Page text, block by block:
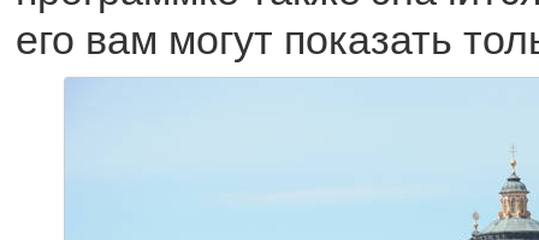
его вам могут показать